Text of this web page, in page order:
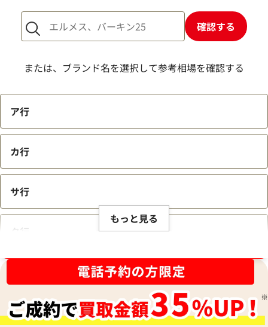
確認する
または、ブランド名を選択して参考相場を確認する
ア行
カ行
サ行
タ行
ハ行
もっと見る